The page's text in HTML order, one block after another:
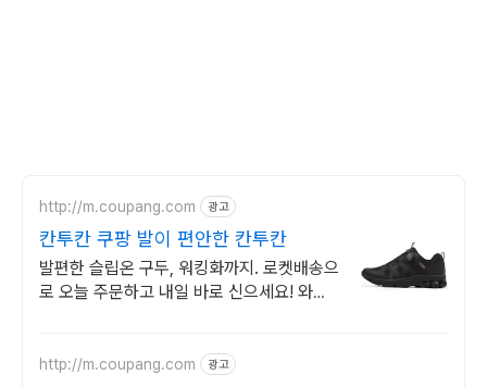
http://m.coupang.com 광고
칸투칸 쿠팡 발이 편안한 칸투칸
발편한 슬립온 구두, 워킹화까지. 로켓배송으
로 오늘 주문하고 내일 바로 신으세요! 와우
http://m.coupang.com 광고